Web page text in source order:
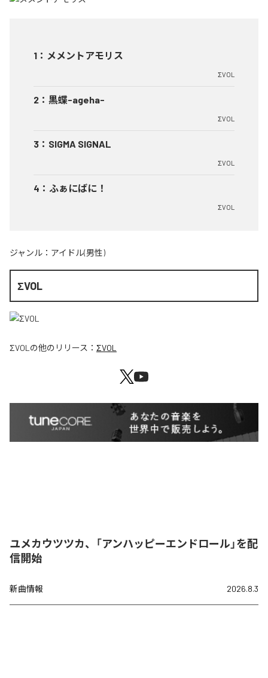
1 ： メメントアモリス
ΣVOL
2 ： 黒蝶-ageha-
ΣVOL
3 ： SIGMA SIGNAL
ΣVOL
4 ： ふぁにばに！
ΣVOL
ジャンル： アイドル(男性)
ΣVOL
ΣVOL の他のリリース： ΣVOL
ユメカウツツカ、「アンハッピーエンドロール」を配
信開始
新曲情報 2026.8.3